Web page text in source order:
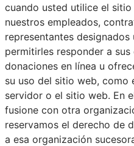
cuando usted utilice el
nuestros empleados,
representantes
permitirles responder a
donaciones en línea u
su uso del sitio web, como
servidor o el sitio web. En
fusione con otra
reservamos el derecho de
a esa organización